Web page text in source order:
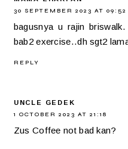
30 SEPTEMBER 2023 AT 09:52
bagusnya u rajin
bab2 exercise..dh sgt2
REPLY
UNCLE GEDEK
1 OCTOBER 2023 AT 21:18
Zus Coffee not bad kan?